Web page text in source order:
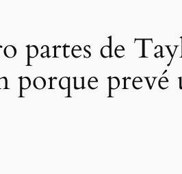
partes de
porque